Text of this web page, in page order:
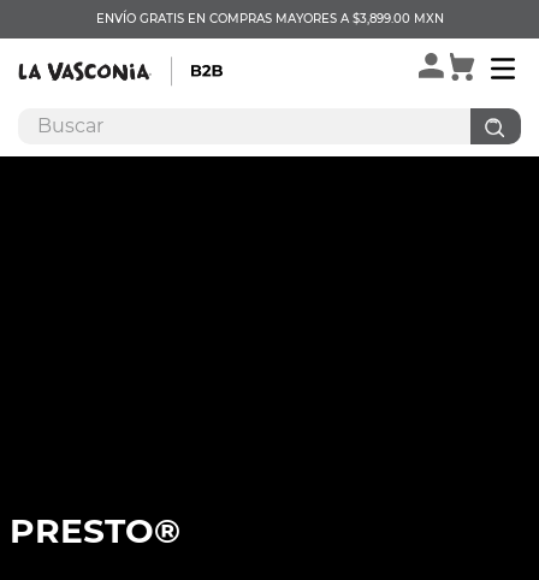
ENVÍO GRATIS EN COMPRAS MAYORES A $3,899.00 MXN
PRESTO®